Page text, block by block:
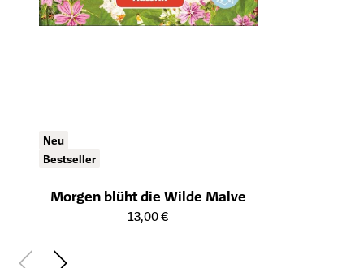
Neu
Bestseller
Morgen blüht die Wilde Malve
Öffnet die Detailseite des Produkts
13,00 €